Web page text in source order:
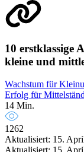
10 erstklassige
kleine und
Wachstum für
Erfolg für
14 Min.
1262
Aktualisiert: 15.